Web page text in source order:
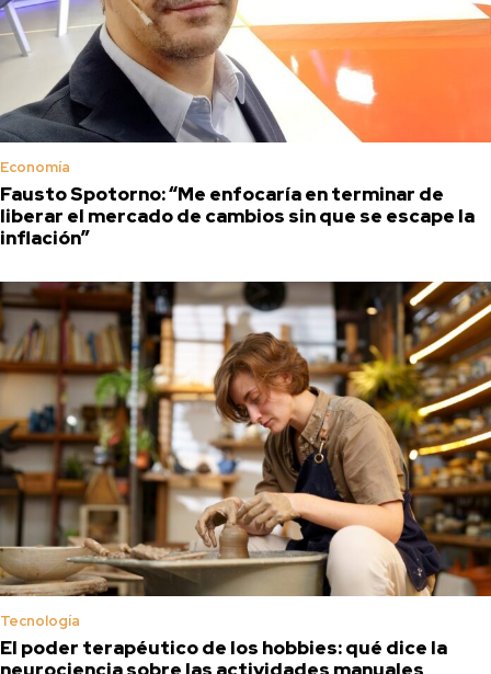
Economía
Fausto Spotorno: “Me enfocaría en terminar de
liberar el mercado de cambios sin que se escape la
inflación”
Tecnología
El poder terapéutico de los hobbies: qué dice la
neurociencia sobre las actividades manuales